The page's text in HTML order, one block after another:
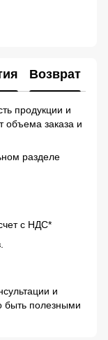
Возврат
продукции и
объема заказа и
разделе
с НДС*
и
быть полезными